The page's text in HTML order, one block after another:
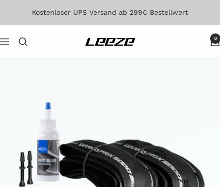
Kostenloser UPS Versand ab 299€ Bestellwert
Navigation Leeze 0